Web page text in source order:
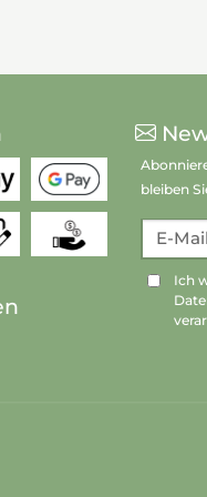
bleiben
E-
Ich